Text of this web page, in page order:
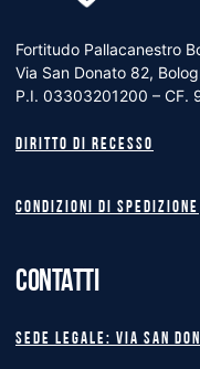
Fortitudo Pallacanestro
Via San Donato 82,
P.I. 03303201200 – CF.
Diritto di recesso
Condizioni di spedizione
CONTATTI
Sede legale: Via San